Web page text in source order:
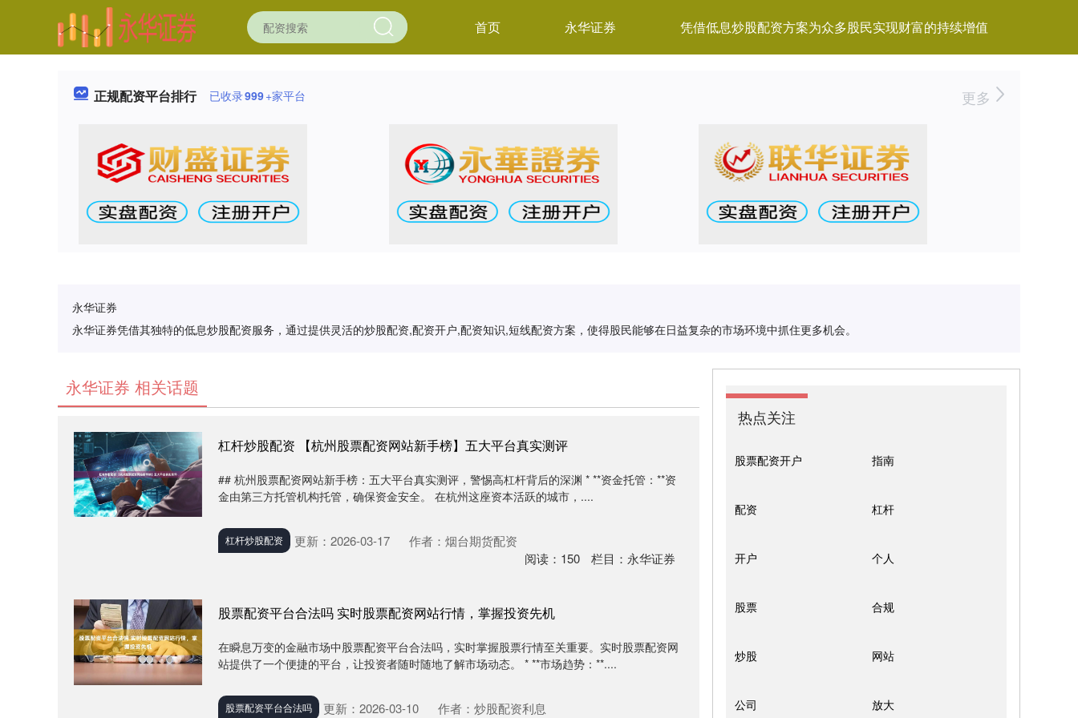
首页 永华证券 凭借低息炒股配资方案为众多股民实现财富的持续增值
正规配资平台排行 已收录999+家平台 更多
永华证券
永华证券凭借其独特的低息炒股配资服务，通过提供灵活的炒股配资,配资开户,配资知识,短线配资方案，使得股民能够在日益复杂的市场环境中抓住更多机会。
永华证券 相关话题
杠杆炒股配资 【杭州股票配资网站新手榜】五大平台真实测评
## 杭州股票配资网站新手榜：五大平台真实测评，警惕高杠杆背后的深渊 * **资金托管：**资
金由第三方托管机构托管，确保资金安全。 在杭州这座资本活跃的城市，....
杠杆炒股配资 更新：2026-03-17
作者：烟台期货配资
阅读： 150 栏目： 永华证券
股票配资平台合法吗 实时股票配资网站行情，掌握投资先机
在瞬息万变的金融市场中股票配资平台合法吗，实时掌握股票行情至关重要。实时股票配资网
站提供了一个便捷的平台，让投资者随时随地了解市场动态。 * **市场趋势：**....
股票配资平台合法吗 更新：2026-03-10 作者：炒股配资利息
热点关注
股票配资开户 指南
配资 杠杆
开户 个人
股票 合规
炒股 网站
公司 放大